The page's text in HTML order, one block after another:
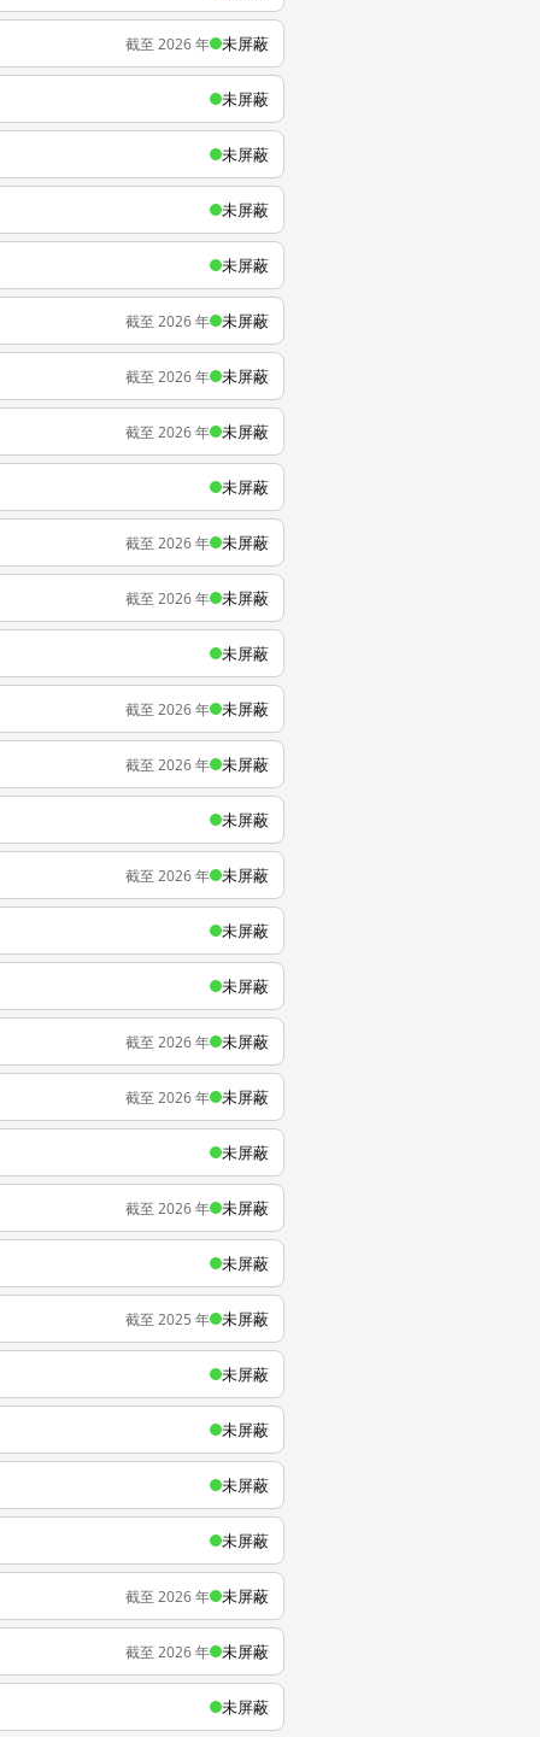
截至 2026 年 未屏蔽
未屏蔽
未屏蔽
未屏蔽
未屏蔽
截至 2026 年 未屏蔽
截至 2026 年 未屏蔽
截至 2026 年 未屏蔽
未屏蔽
截至 2026 年 未屏蔽
截至 2026 年 未屏蔽
未屏蔽
截至 2026 年 未屏蔽
截至 2026 年 未屏蔽
未屏蔽
截至 2026 年 未屏蔽
未屏蔽
未屏蔽
截至 2026 年 未屏蔽
截至 2026 年 未屏蔽
未屏蔽
截至 2026 年 未屏蔽
未屏蔽
截至 2025 年 未屏蔽
未屏蔽
未屏蔽
未屏蔽
未屏蔽
截至 2026 年 未屏蔽
截至 2026 年 未屏蔽
未屏蔽